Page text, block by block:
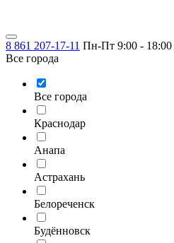
8 861 207-17-11 Пн-Пт 9:00 - 18:00
Все города
Все города
Краснодар
Анапа
Астрахань
Белореченск
Будённовск